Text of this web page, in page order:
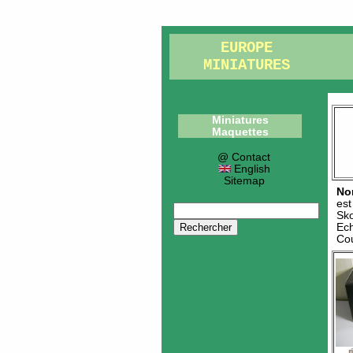
EUROPE
MINIATURES
Miniatures
Maquettes
@ Contact
English
Sitemap